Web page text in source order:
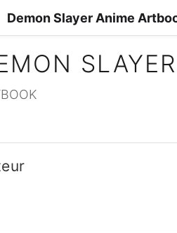
Demon Slayer Anime